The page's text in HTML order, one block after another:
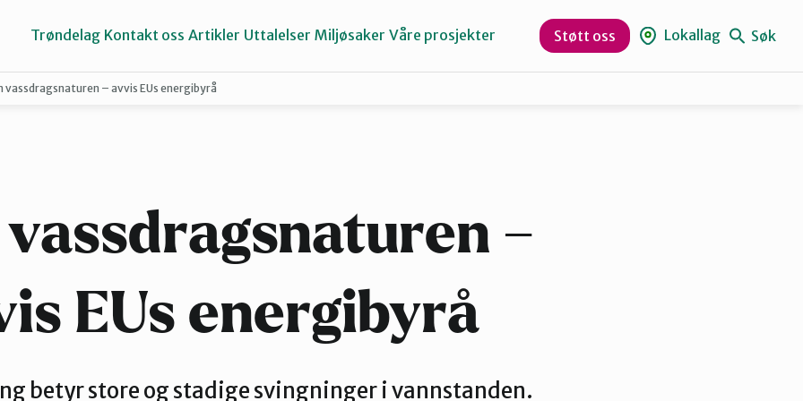
Trøndelag
Trøndelag Kontakt oss Artikler Uttalelser Miljøsaker Våre prosjekter Støtt oss Lokallag Søk
vassdragsnaturen – avvis EUs energibyrå
–
EUs energibyrå
betyr store og stadige svingninger i vannstanden.